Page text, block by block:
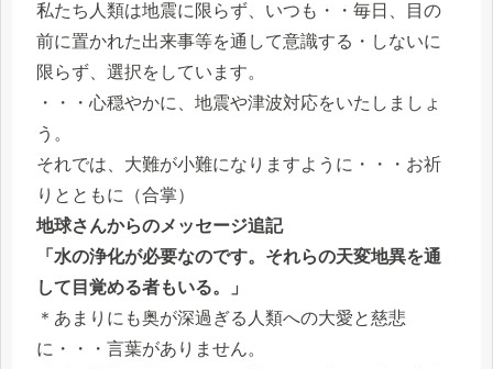
私たち人類は地震に限らず、いつも・・毎日、目の
前に置かれた出来事等を通して意識する・しないに
限らず、選択をしています。
・・・心穏やかに、地震や津波対応をいたしましょ
う。
それでは、大難が小難になりますように・・・お祈
りとともに（合掌）
地球さんからのメッセージ追記
「水の浄化が必要なのです。それらの天変地異を通
して目覚める者もいる。」
＊あまりにも奥が深過ぎる人類への大愛と慈悲
に・・・言葉がありません。